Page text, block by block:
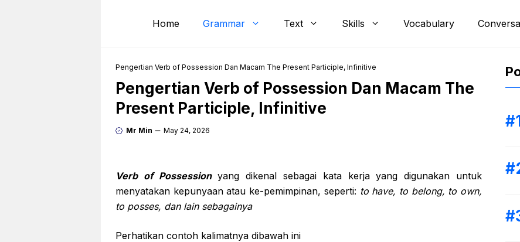
Home Grammar Text Skills Vocabulary
Pengertian Verb of Possession Dan Macam The Present Participle, Infinitive
Pengertian Verb of Possession Dan Macam The
Present Participle, Infinitive
Mr Min May 24, 2026
Verb of Possessionyang dikenal sebagai kata kerja yang digunakan untuk
menyatakan kepunyaan atau ke-pemimpinan, seperti: to have, to belong, to own,
to posses, dan lain sebagainya
Perhatikan contoh kalimatnya dibawah ini